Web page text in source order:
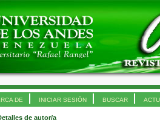
DE INICIAR SESIÓN BUSCAR
de autor/a